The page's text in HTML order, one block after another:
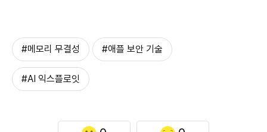
#메모리 무결성 #애플 보안 기술
#AI 익스플로잇